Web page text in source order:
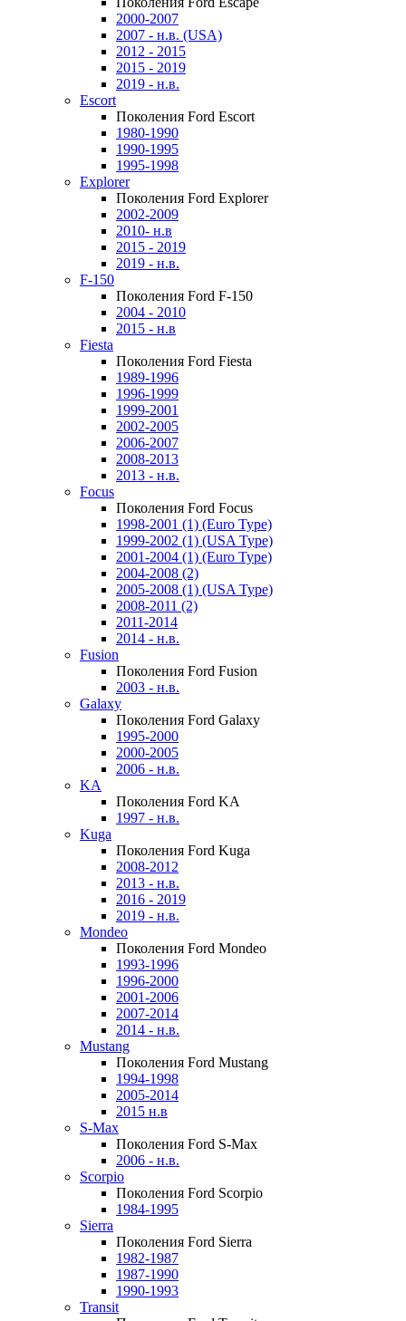
2000-2007
2007 - н.в. (USA)
2012 - 2015
2015 - 2019
2019 - н.в.
Escort
Поколения Ford Escort
1980-1990
1990-1995
1995-1998
Explorer
Поколения Ford Explorer
2002-2009
2010- н.в
2015 - 2019
2019 - н.в.
F-150
Поколения Ford F-150
2004 - 2010
2015 - н.в
Fiesta
Поколения Ford Fiesta
1989-1996
1996-1999
1999-2001
2002-2005
2006-2007
2008-2013
2013 - н.в.
Focus
Поколения Ford Focus
1998-2001 (1) (Euro Type)
1999-2002 (1) (USA Type)
2001-2004 (1) (Euro Type)
2004-2008 (2)
2005-2008 (1) (USA Type)
2008-2011 (2)
2011-2014
2014 - н.в.
Fusion
Поколения Ford Fusion
2003 - н.в.
Galaxy
Поколения Ford Galaxy
1995-2000
2000-2005
2006 - н.в.
KA
Поколения Ford KA
1997 - н.в.
Kuga
Поколения Ford Kuga
2008-2012
2013 - н.в.
2016 - 2019
2019 - н.в.
Mondeo
Поколения Ford Mondeo
1993-1996
1996-2000
2001-2006
2007-2014
2014 - н.в.
Mustang
Поколения Ford Mustang
1994-1998
2005-2014
2015 н.в
S-Max
Поколения Ford S-Max
2006 - н.в.
Scorpio
Поколения Ford Scorpio
1984-1995
Sierra
Поколения Ford Sierra
1982-1987
1987-1990
1990-1993
Transit